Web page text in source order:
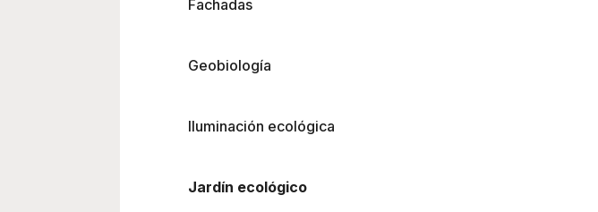
Fachadas
Geobiología
Iluminación ecológica
Jardín ecológico